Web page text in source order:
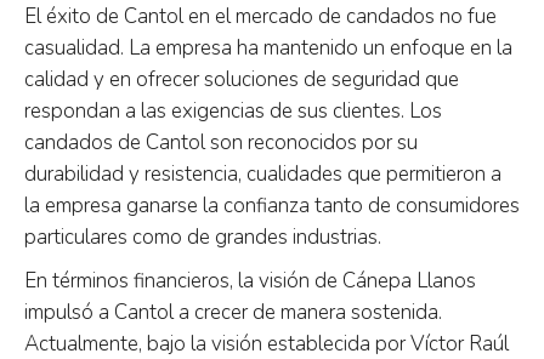
El éxito de Cantol en el mercado de candados no fue
casualidad. La empresa ha mantenido un enfoque en la
calidad y en ofrecer soluciones de seguridad que
respondan a las exigencias de sus clientes. Los
candados de Cantol son reconocidos por su
durabilidad y resistencia, cualidades que permitieron a
la empresa ganarse la confianza tanto de consumidores
particulares como de grandes industrias.
En términos financieros, la visión de Cánepa Llanos
impulsó a Cantol a crecer de manera sostenida.
Actualmente, bajo la visión establecida por Víctor Raúl